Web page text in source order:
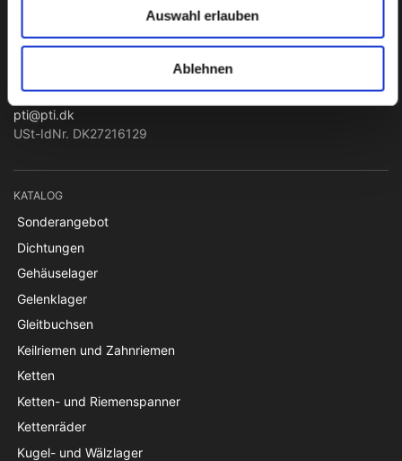
Auswahl erlauben
Ablehnen
PTI Europa A/S
Lager & Transmissionen
Papegøjevej 7, DK-6270 Tønder
+45 74782515
pti@pti.dk
USt-IdNr. DK27216129
KATALOG
Sonderangebot
Dichtungen
Gehäuselager
Gelenklager
Gleitbuchsen
Keilriemen und Zahnriemen
Ketten
Ketten- und Riemenspanner
Kettenräder
Kugel- und Wälzlager